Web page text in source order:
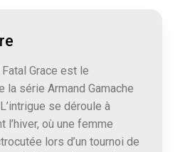
Grace est le
la série Armand Gamache
se déroule à
l’hiver, où une femme
lors d’un tournoi de